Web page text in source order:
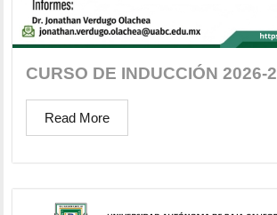
CURSO DE INDUCCIÓN 2026-2
Read More